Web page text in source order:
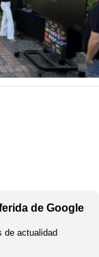
de Google
de actualidad